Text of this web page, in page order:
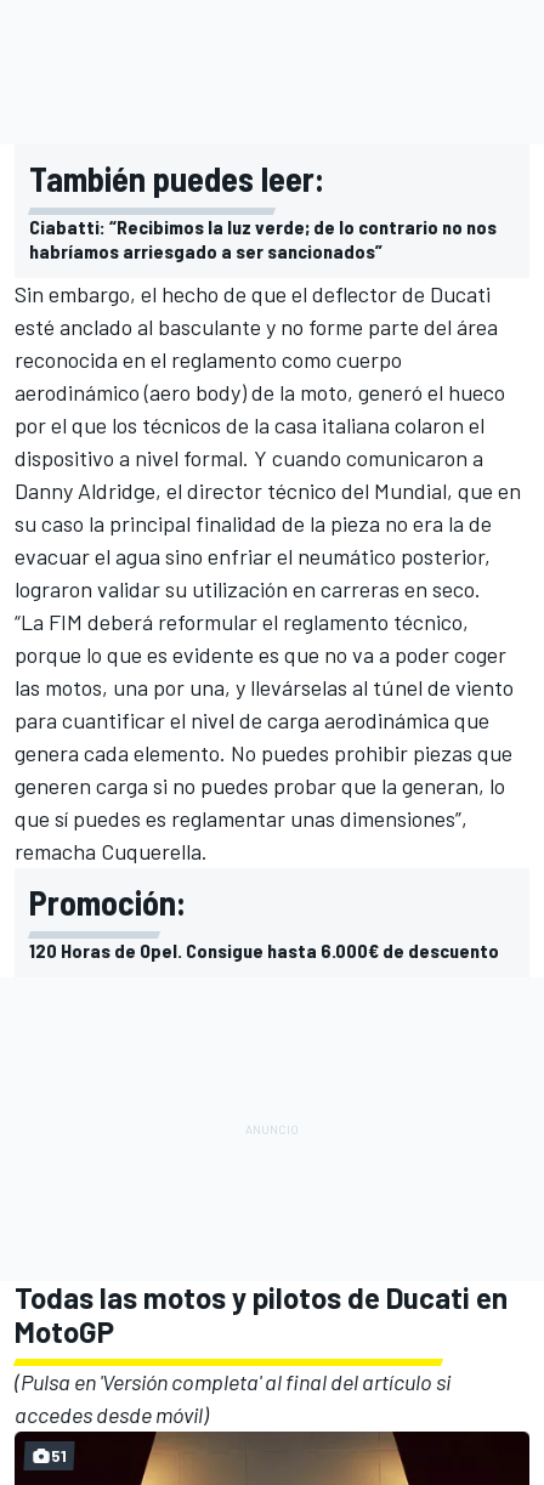
También puedes leer:
Ciabatti: “Recibimos la luz verde; de lo contrario no nos
habríamos arriesgado a ser sancionados”
Sin embargo, el hecho de que el deflector de Ducati
esté anclado al basculante y no forme parte del área
reconocida en el reglamento como cuerpo
aerodinámico (aero body) de la moto, generó el hueco
por el que los técnicos de la casa italiana colaron el
dispositivo a nivel formal. Y cuando comunicaron a
Danny Aldridge, el director técnico del Mundial, que en
su caso la principal finalidad de la pieza no era la de
evacuar el agua sino enfriar el neumático posterior,
lograron validar su utilización en carreras en seco.
“La FIM deberá reformular el reglamento técnico,
porque lo que es evidente es que no va a poder coger
las motos, una por una, y llevárselas al túnel de viento
para cuantificar el nivel de carga aerodinámica que
genera cada elemento. No puedes prohibir piezas que
generen carga si no puedes probar que la generan, lo
que sí puedes es reglamentar unas dimensiones”,
remacha Cuquerella.
Promoción:
120 Horas de Opel. Consigue hasta 6.000€ de descuento
Todas las motos y pilotos de Ducati en
MotoGP
(Pulsa en 'Versión completa' al final del artículo si
accedes desde móvil)
51